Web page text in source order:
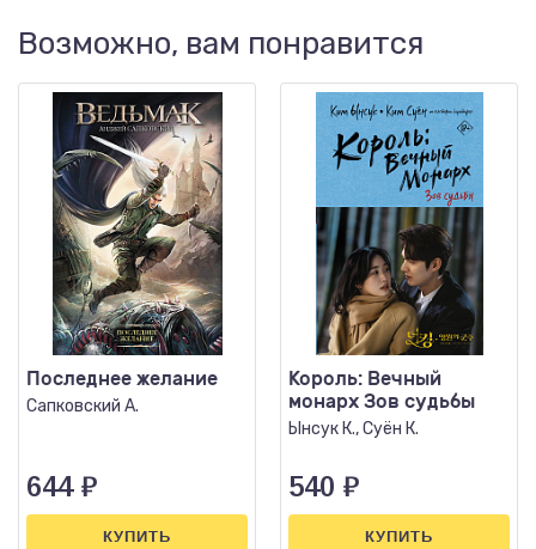
Возможно, вам понравится
Последнее желание
Сапковский А.
644 ₽
КУПИТЬ
Король: Вечный
монарх Зов судьбы
Ынсук К., Суён К.
540 ₽
КУПИТЬ